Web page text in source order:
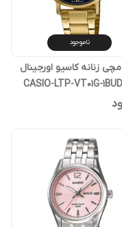
ناموجود
زنانه کاسیو اورجینال